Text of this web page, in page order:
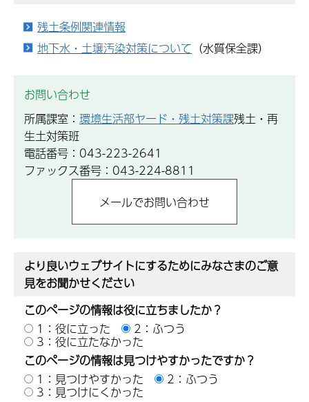
残土条例関連情報
地下水・土壌汚染対策について （水質保全課）
お問い合わせ
所属課室： 環境生活部ヤード・残土対策課残土・再
生土対策班
電話番号：043-223-2641
ファックス番号：043-224-8811
より良いウェブサイトにするためにみなさまのご意
見をお聞かせください
このページの情報は役に立ちましたか？
1：役に立った
2：ふつう
3：役に立たなかった
このページの情報は見つけやすかったですか？
1：見つけやすかった
2：ふつう
3：見つけにくかった